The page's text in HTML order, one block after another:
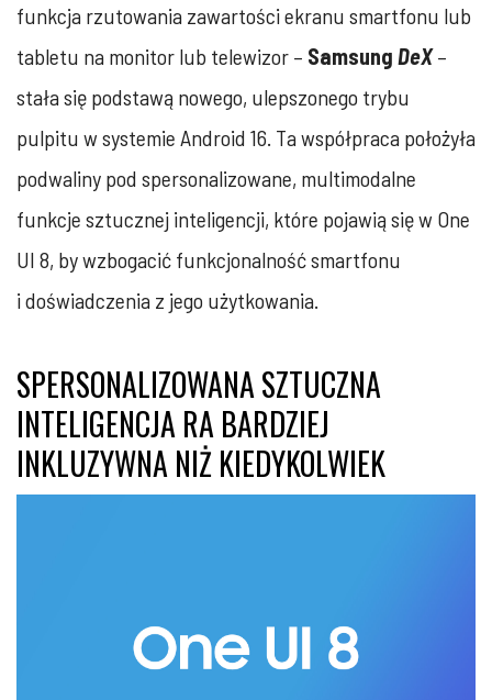
funkcja rzutowania zawartości ekranu smartfonu lub
tabletu na monitor lub telewizor – Samsung DeX–
stała się podstawą nowego, ulepszonego trybu
pulpitu w systemie Android 16. Ta współpraca położyła
podwaliny pod spersonalizowane, multimodalne
funkcje sztucznej inteligencji, które pojawią się w One
UI 8, by wzbogacić funkcjonalność smartfonu
i doświadczenia z jego użytkowania.
SPERSONALIZOWANA SZTUCZNA
INTELIGENCJA RA BARDZIEJ
INKLUZYWNA NIŻ KIEDYKOLWIEK